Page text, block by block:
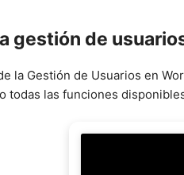
gestión de
la Gestión de Usuarios en
todas las funciones